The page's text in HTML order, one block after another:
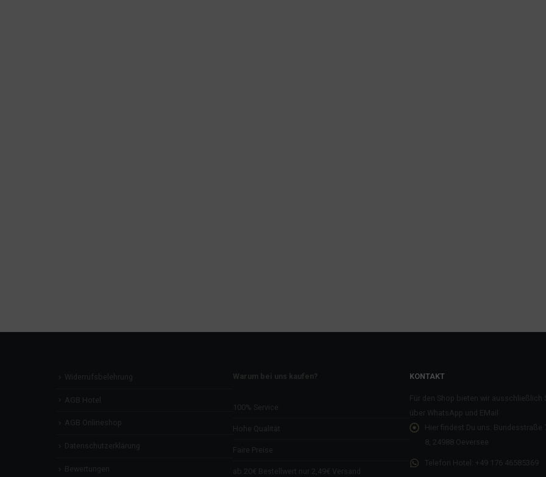
Widerrufsbelehrung
AGB Hotel
AGB Onlineshop
Datenschutzerklärung
Bewertungen
Warum bei uns kaufen?
100% Service
Hohe Qualität
Faire Preise
ab 20€ Bestellwert nur 2,49€ Versand
KONTAKT
Für den Shop bieten wir ausschließlich
über WhatsApp und EMail
Hier findest Du uns:
Bundesstraße
8, 24988 Oeversee
Telefon Hotel: +49 176 46585369